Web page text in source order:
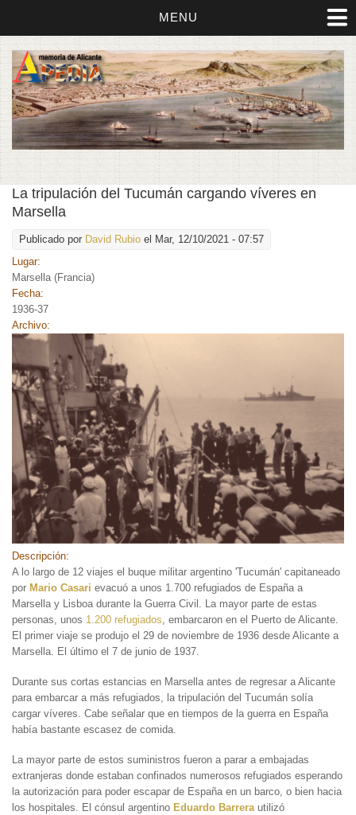
MENU
La tripulación del Tucumán cargando víveres en
Marsella
Publicado por David Rubio el Mar, 12/10/2021 - 07:57
Lugar:
Marsella (Francia)
Fecha:
1936-37
Archivo:
Descripción:
A lo largo de 12 viajes el buque militar argentino 'Tucumán' capitaneado
por Mario Casari evacuó a unos 1.700 refugiados de España a
Marsella y Lisboa durante la Guerra Civil. La mayor parte de estas
personas, unos 1.200 refugiados, embarcaron en el Puerto de Alicante.
El primer viaje se produjo el 29 de noviembre de 1936 desde Alicante a
Marsella. El último el 7 de junio de 1937.
Durante sus cortas estancias en Marsella antes de regresar a Alicante
para embarcar a más refugiados, la tripulación del Tucumán solía
cargar víveres. Cabe señalar que en tiempos de la guerra en España
había bastante escasez de comida.
La mayor parte de estos suministros fueron a parar a embajadas
extranjeras donde estaban confinados numerosos refugiados esperando
la autorización para poder escapar de España en un barco, o bien hacia
los hospitales. El cónsul argentino Eduardo Barrerautilizó